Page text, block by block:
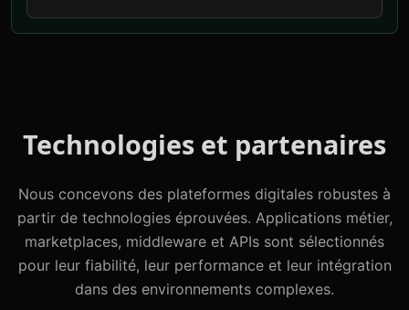
Technologies et partenaires
Nous concevons des plateformes digitales robustes à
partir de technologies éprouvées. Applications métier,
marketplaces, middleware et APIs sont sélectionnés
pour leur fiabilité, leur performance et leur intégration
dans des environnements complexes.